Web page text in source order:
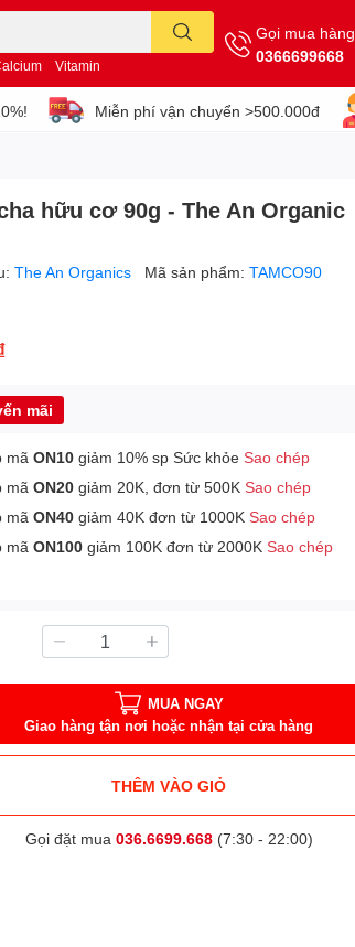
Vitamin
Gọi mua hàng
0366699668
Miễn phí vận chuyển >500.000đ
hữu cơ 90g - The An Organic
The An Organics Mã sản phẩm:TAMCO90
mãi
mãON10 giảm 10% sp Sức khỏeSao chép
mãON20 giảm 20K, đơn từ 500KSao chép
mãON40 giảm 40K đơn từ 1000KSao chép
mãON100 giảm 100K đơn từ 2000KSao chép
MUA NGAY
Giao hàng tận nơi hoặc nhận tại cửa hàng
THÊM VÀO GIỎ
Gọi đặt mua 036.6699.668(7:30 - 22:00)